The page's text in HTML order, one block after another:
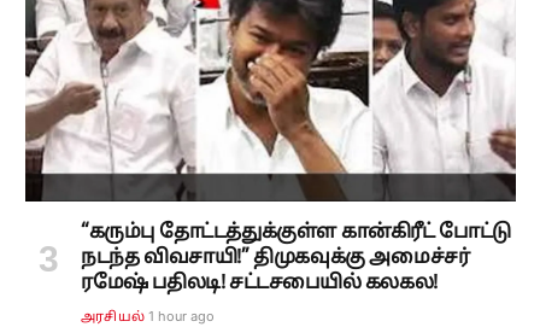
“கரும்பு தோட்டத்துக்குள்ள கான்கிரீட் போட்டு
நடந்த விவசாயி!” திமுகவுக்கு அமைச்சர்
ரமேஷ் பதிலடி! சட்டசபையில் கலகல!
அரசியல் 1 hour ago